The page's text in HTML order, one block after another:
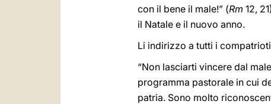
con il bene il male!” (Rm 12,
il Natale e il nuovo anno.
Li indirizzo a tutti i
“Non lasciarti vincere dal
programma pastorale in cui
patria. Sono molto